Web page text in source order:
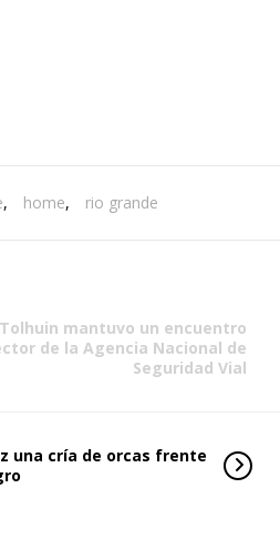
, home, rio grande
mantuvo un encuentro
de la Agencia Nacional de
Seguridad Vial
una cría de orcas frente